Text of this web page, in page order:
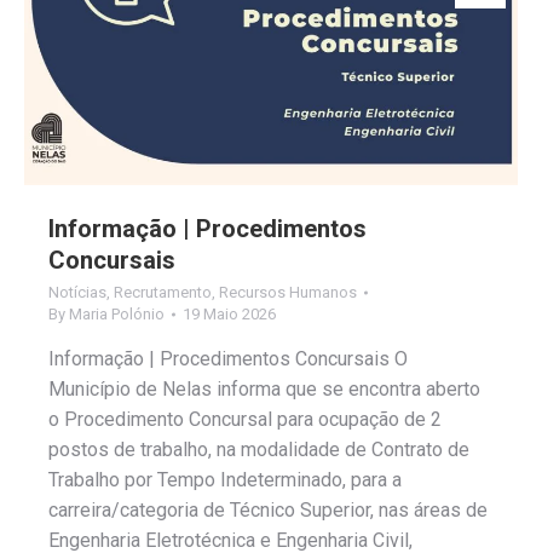
Informação | Procedimentos
Concursais
Notícias Recrutamento Recursos Humanos
By Maria Polónio 19 Maio 2026
Informação | Procedimentos Concursais O
Município de Nelas informa que se encontra aberto
o Procedimento Concursal para ocupação de 2
postos de trabalho, na modalidade de Contrato de
Trabalho por Tempo Indeterminado, para a
carreira/categoria de Técnico Superior, nas áreas de
Engenharia Eletrotécnica e Engenharia Civil,